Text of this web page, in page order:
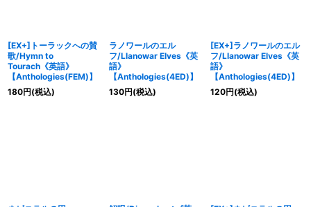
[EX+]トーラックへの賛
歌/Hymn to
Tourach《英語》
【Anthologies(FEM)】
180円(税込)
ラノワールのエル
フ/Llanowar Elves《英
語》
【Anthologies(4ED)】
130円(税込)
[EX+]ラノワールのエル
フ/Llanowar Elves《英
語》
【Anthologies(4ED)】
120円(税込)